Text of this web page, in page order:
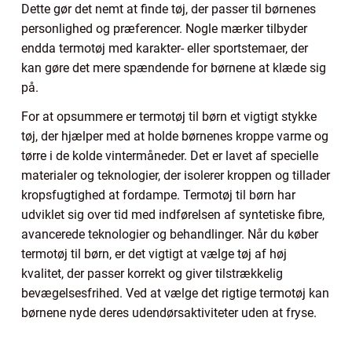
Dette gør det nemt at finde tøj, der passer til børnenes
personlighed og præferencer. Nogle mærker tilbyder
endda termotøj med karakter- eller sportstemaer, der
kan gøre det mere spændende for børnene at klæde sig
på.
For at opsummere er termotøj til børn et vigtigt stykke
tøj, der hjælper med at holde børnenes kroppe varme og
tørre i de kolde vintermåneder. Det er lavet af specielle
materialer og teknologier, der isolerer kroppen og tillader
kropsfugtighed at fordampe. Termotøj til børn har
udviklet sig over tid med indførelsen af syntetiske fibre,
avancerede teknologier og behandlinger. Når du køber
termotøj til børn, er det vigtigt at vælge tøj af høj
kvalitet, der passer korrekt og giver tilstrækkelig
bevægelsesfrihed. Ved at vælge det rigtige termotøj kan
børnene nyde deres udendørsaktiviteter uden at fryse.